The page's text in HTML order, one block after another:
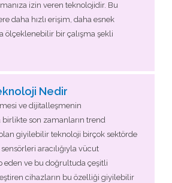
izin veren teknolojidir. Bu
daha hızlı erişim, daha esnek
ölçeklenebilir bir çalışma şekli
Nedir
ve dijitalleşmenin
birlikte son zamanların trend
giyilebilir teknoloji birçok sektörde
sensörleri aracılığıyla vücut
eden ve bu doğrultuda çeşitli
cihazların bu özelliği giyilebilir